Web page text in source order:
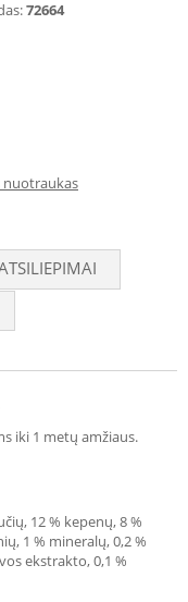
72664
nuotraukas
iki 1 metų amžiaus.
12 % kepenų, 8 %
1 % mineralų, 0,2 %
ekstrakto, 0,1 %